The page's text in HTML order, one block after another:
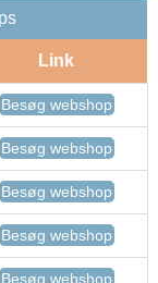
Link
Besøg webshop
Besøg webshop
Besøg webshop
Besøg webshop
Besøg webshop